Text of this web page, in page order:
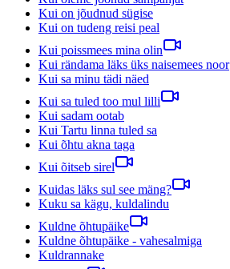
Kui on jõudnud sügise
Kui on tudeng reisi peal
Kui poissmees mina olin
Kui rändama läks üks naisemees noor
Kui sa minu tädi näed
Kui sa tuled too mul lilli
Kui sadam ootab
Kui Tartu linna tuled sa
Kui õhtu akna taga
Kui õitseb sirel
Kuidas läks sul see mäng?
Kuku sa kägu, kuldalindu
Kuldne õhtupäike
Kuldne õhtupäike - vahesalmiga
Kuldrannake